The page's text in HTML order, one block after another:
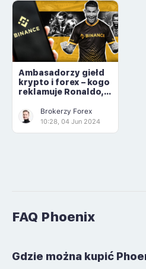
Ambasadorzy giełd
krypto i forex – kogo
reklamuje Ronaldo, a
Brokerzy Forex
10:28, 04 Jun 2024
FAQ Phoenix
Gdzie można kupić